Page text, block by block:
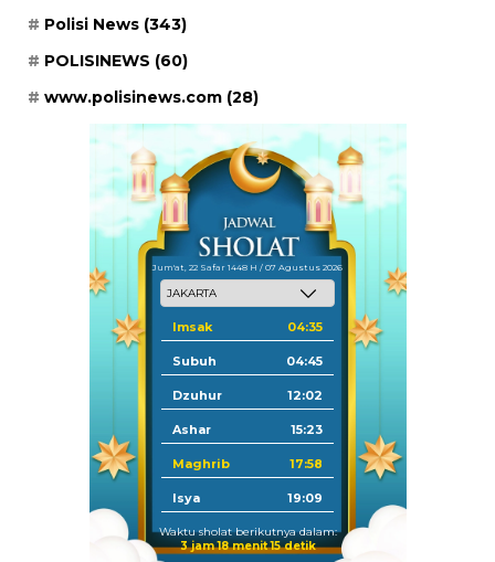
Polisi News (343)
POLISINEWS (60)
www.polisinews.com (28)
Jum'at, 22 Safar 1448 H / 07 Agustus 2026
Imsak 04:35
Subuh 04:45
Dzuhur 12:02
Ashar 15:23
Maghrib 17:58
Isya 19:09
Waktu sholat berikutnya dalam:
3 jam 18 menit 15 detik